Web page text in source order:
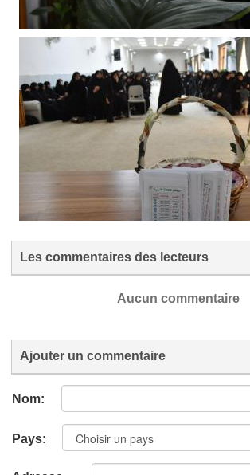
Les commentaires des lecteurs
Aucun commentaire
Ajouter un commentaire
Nom:
Pays: